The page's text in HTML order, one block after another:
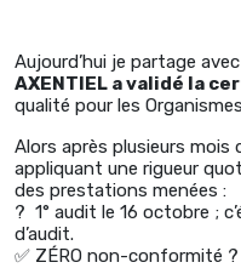
Aujourd’hui je partage
AXENTIEL a validé la
qualité pour les
Alors après plusieurs
appliquant une rigueur
des prestations menées :
? 1° audit le 16 octobre ;
d’audit.
✅ ZÉRO non-conformité ?